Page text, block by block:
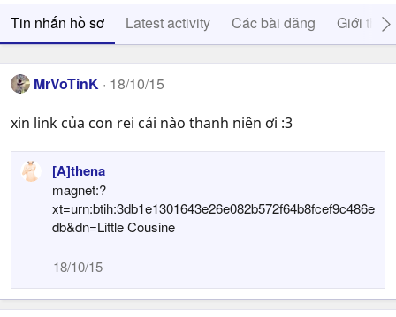
Tin nhắn hồ sơ Latest activity Các bài đăng Giới thiệu
MrVoTinK 18/10/15
xin link của con rei cái nào thanh niên ơi :3
[A]thena
magnet:?
xt=urn:btih:3db1e1301643e26e082b572f64b8fcef9c486e
db&dn=Little Cousine
18/10/15